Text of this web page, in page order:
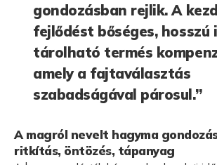
gondozásban rejlik. A
fejlődést bőséges, hosszú
tárolható termés
amely a fajtaválasztás
szabadságával párosul.”
A magról nevelt hagyma
ritkítás, öntözés, tápanyag